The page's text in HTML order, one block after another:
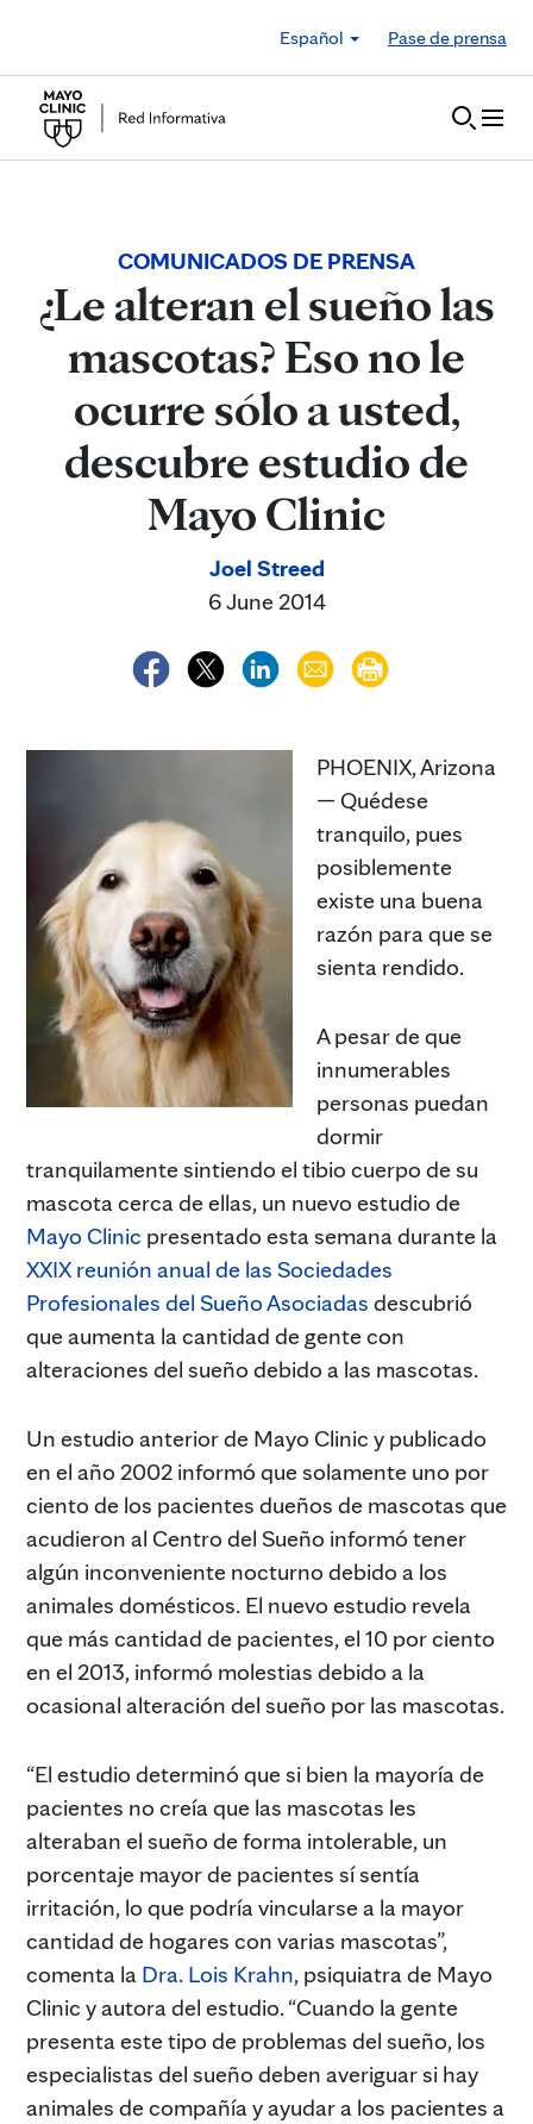
Español
Pase de prensa
COMUNICADOS DE PRENSA
¿Le alteran el sueño las
mascotas? Eso no le
ocurre sólo a usted,
descubre estudio de
Mayo Clinic
Joel Streed
6 June 2014
PHOENIX, Arizona
— Quédese
tranquilo, pues
posiblemente
existe una buena
razón para que se
sienta rendido.
A pesar de que
innumerables
personas puedan
dormir
tranquilamente sintiendo el tibio cuerpo de su
mascota cerca de ellas, un nuevo estudio de
Mayo Clinic presentado esta semana durante la
XXIX reunión anual de las Sociedades
Profesionales del Sueño Asociadas descubrió
que aumenta la cantidad de gente con
alteraciones del sueño debido a las mascotas.
Un estudio anterior de Mayo Clinic y publicado
en el año 2002 informó que solamente uno por
ciento de los pacientes dueños de mascotas que
acudieron al Centro del Sueño informó tener
algún inconveniente nocturno debido a los
animales domésticos. El nuevo estudio revela
que más cantidad de pacientes, el 10 por ciento
en el 2013, informó molestias debido a la
ocasional alteración del sueño por las mascotas.
“El estudio determinó que si bien la mayoría de
pacientes no creía que las mascotas les
alteraban el sueño de forma intolerable, un
porcentaje mayor de pacientes sí sentía
irritación, lo que podría vincularse a la mayor
cantidad de hogares con varias mascotas”,
comenta la Dra. Lois Krahn, psiquiatra de Mayo
Clinic y autora del estudio. “Cuando la gente
presenta este tipo de problemas del sueño, los
especialistas del sueño deben averiguar si hay
animales de compañía y ayudar a los pacientes a